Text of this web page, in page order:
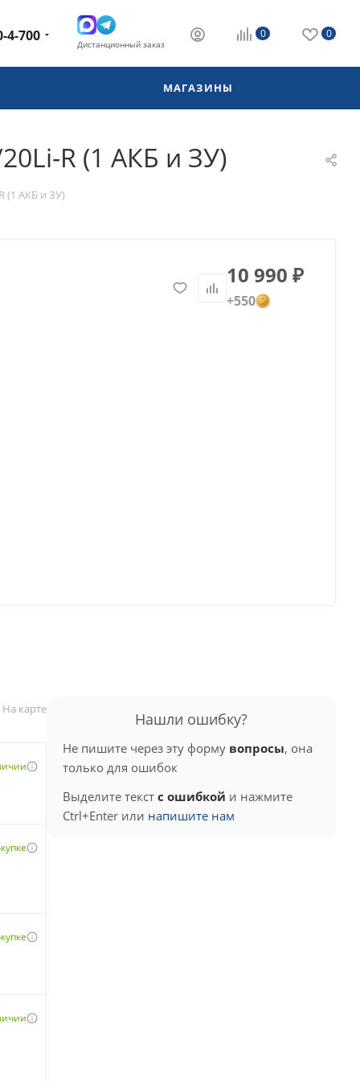
4-700 Дистанционный заказ
0 0
МАГАЗИНЫ
R (1 АКБ и ЗУ)
(1 АКБ и ЗУ)
10 990 ₽
+550
На карте
Нашли ошибку?
Не пишите через эту форму вопросы, она
только для ошибок
Выделите текст с ошибкой и нажмите
Ctrl+Enter или напишите нам